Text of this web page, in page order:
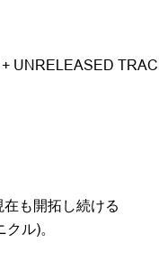
UNRELEASED
も開拓し続ける
ル)。